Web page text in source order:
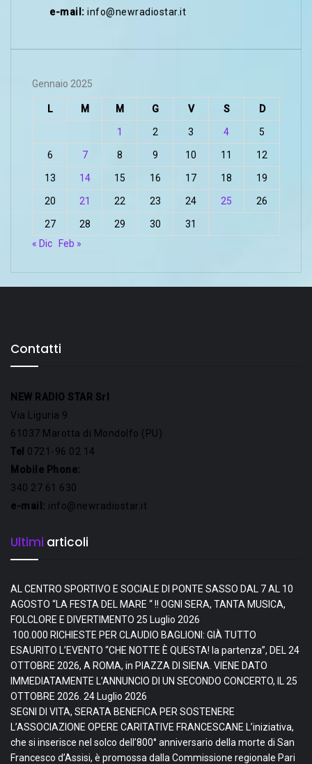
e-mail: info@newradiostar.it
Gennaio 2025
L M M G V S D
1 2 3 4 5
6 7 8 9 10 11 12
13 14 15 16 17 18 19
20 21 22 23 24 25 26
27 28 29 30
31
« Dic
Feb »
Contatti
NEW RADIO STAR Srl
Via Liguria 9
61037 Marotta di Mondolfo (PU)
Tel 0721-96 02 14
Mobile Phone:
340 27 61 630
e-mail: info@newradiostar.it
Ultimi articoli
AL CENTRO SPORTIVO E SOCIALE DI PONTE SASSO DAL 7 AL 10
AGOSTO “LA FESTA DEL MARE “ !! OGNI SERA, TANTA MUSICA,
FOLCLORE E DIVERTIMENTO 25 Luglio 2026
100.000 RICHIESTE PER CLAUDIO BAGLIONI: GIÀ TUTTO
ESAURITO L’EVENTO “CHE NOTTE È QUESTA! la partenza”, DEL 24
OTTOBRE 2026, A ROMA, in PIAZZA DI SIENA. VIENE DATO
IMMEDIATAMENTE L’ANNUNCIO DI UN SECONDO CONCERTO, IL 25
OTTOBRE 2026. 24 Luglio 2026
SEGNI DI VITA, SERATA BENEFICA PER SOSTENERE
L’ASSOCIAZIONE OPERE CARITATIVE FRANCESCANE L’iniziativa,
che si inserisce nel solco dell’800° anniversario della morte di San
Francesco d’Assisi, è promossa dalla Commissione regionale Pari